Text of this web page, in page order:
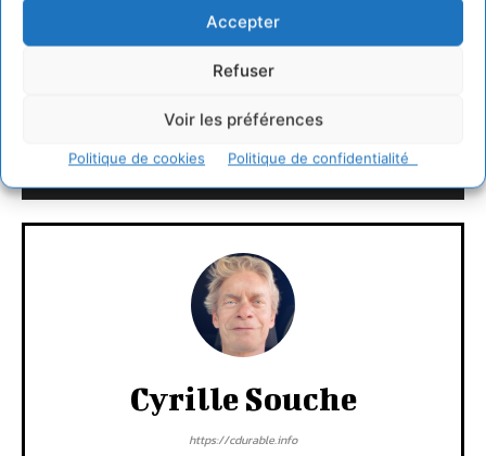
Accepter
Refuser
Voir les préférences
Politique de cookies Politique de confidentialité
Bilan 2009 grenelle environnement
IMG/pdf/
LAISSER UN COMMENTAIRE
Cyrille Souche
https://cdurable.info